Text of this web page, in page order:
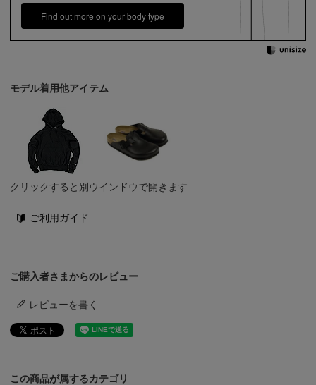
Find out more on your body type
モデル着用他アイテム
クリックすると別ウインドウで開きます
ご利用ガイド
ご購入者さまからのレビュー
レビューを書く
この商品が属するカテゴリ